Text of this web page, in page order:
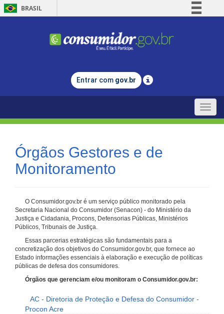
BRASIL
Comunica BR
Legislação
Entrar com gov.br
Toggle
Órgãos Gestores e de
Monitoramento
O Consumidor.gov.br é um serviço público monitorado pela
Secretaria Nacional do Consumidor (Senacon) - do Ministério da
Justiça e Cidadania, Procons, Defensorias Públicas, Ministérios
Públicos, Tribunais de Justiça.
Essas parcerias estratégicas são fundamentais para a
concretização dos objetivos do Consumidor.gov.br, que fornece ao
Estado informações essenciais à elaboração e execução de políticas
públicas de defesa dos consumidores.
Órgãos que gerenciam e/ou monitoram o Consumidor.gov.br:
AC - Diretoria de Proteção e Defesa do Consumidor -
Procon Acre